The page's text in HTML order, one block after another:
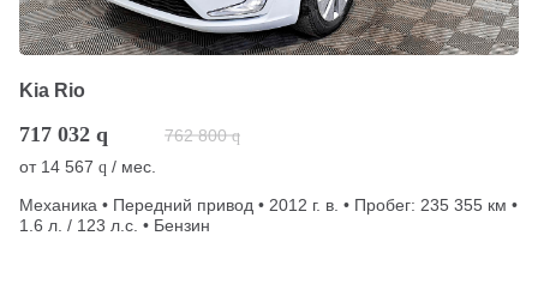
Kia Rio
717 032 q 762 800 q
от 14 567 q / мес.
Механика • Передний привод • 2012 г. в. • Пробег: 235 355 км •
1.6 л. / 123 л.с. • Бензин